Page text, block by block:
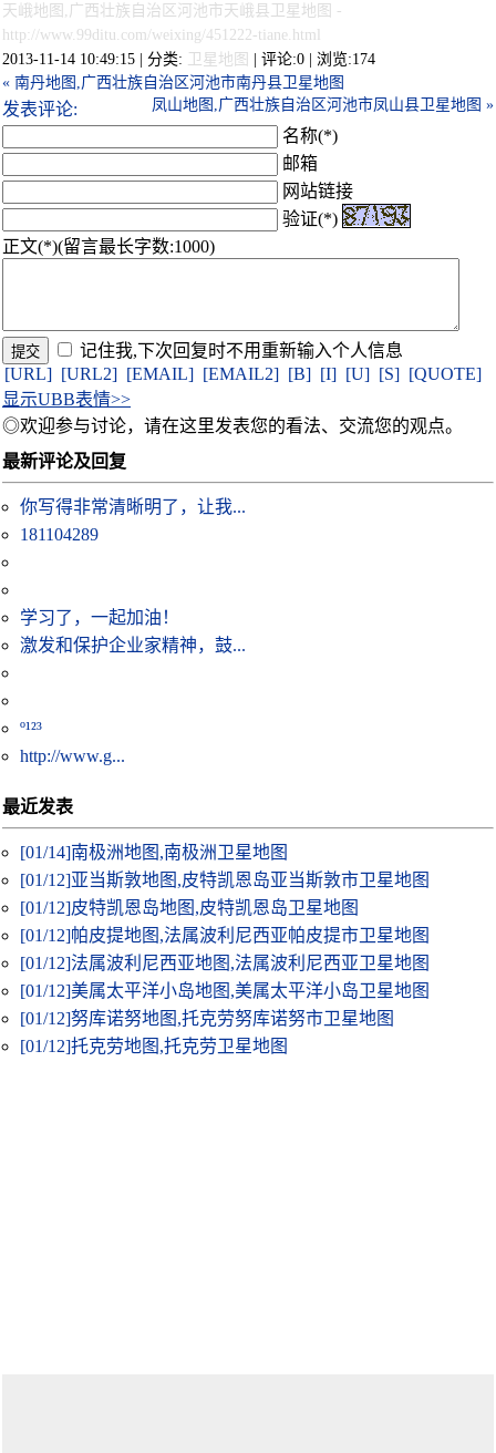
天峨地图,广西壮族自治区河池市天峨县卫星地图 -
http://www.99ditu.com/weixing/451222-tiane.html
2013-11-14 10:49:15 | 分类:
卫星地图 | 评论:0 | 浏览:174
« 南丹地图,广西壮族自治区河池市南丹县卫星地图
凤山地图,广西壮族自治区河池市凤山县卫星地图 »
发表评论:
名称(*)
邮箱
网站链接
验证(*)
正文(*)(留言最长字数:1000)
记住我,下次回复时不用重新输入个人信息
[URL] [URL2] [EMAIL] [EMAIL2] [B] [I] [U] [S] [QUOTE]
显示UBB表情>>
◎欢迎参与讨论，请在这里发表您的看法、交流您的观点。
最新评论及回复
你写得非常清晰明了，让我...
181104289
学习了，一起加油！
激发和保护企业家精神，鼓...
º¹²³
http://www.g...
最近发表
[01/14]南极洲地图,南极洲卫星地图
[01/12]亚当斯敦地图,皮特凯恩岛亚当斯敦市卫星地图
[01/12]皮特凯恩岛地图,皮特凯恩岛卫星地图
[01/12]帕皮提地图,法属波利尼西亚帕皮提市卫星地图
[01/12]法属波利尼西亚地图,法属波利尼西亚卫星地图
[01/12]美属太平洋小岛地图,美属太平洋小岛卫星地图
[01/12]努库诺努地图,托克劳努库诺努市卫星地图
[01/12]托克劳地图,托克劳卫星地图